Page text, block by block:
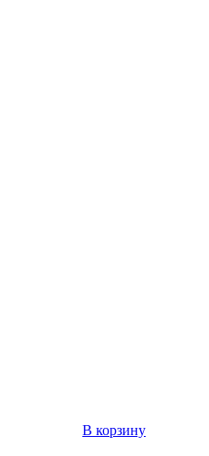
В корзину